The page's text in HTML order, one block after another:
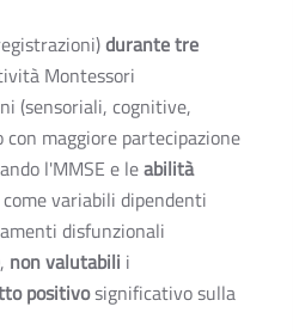
durante tre
Montessori
(sensoriali, cognitive,
maggiore partecipazione
l'MMSE e leabilità
variabili dipendenti
disfunzionali
, non valutabili i
positivosignificativo sulla